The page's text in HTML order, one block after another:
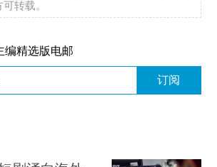
转载。
编精选版电邮
订阅